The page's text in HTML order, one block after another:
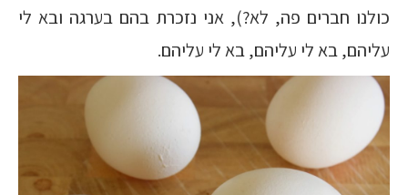
כולנו חברים פה, לא?), אני נזכרת בהם בערגה ובא לי
עליהם, בא לי עליהם, בא לי עליהם.